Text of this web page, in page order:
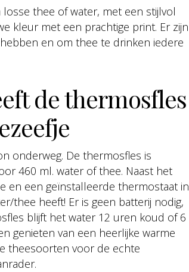
thee of water, met een stijlvol
kleur met een prachtige print. Er zijn
en om thee te drinken iedere
de thermosfles
onderweg. De thermosfles is
460 ml. water of thee. Naast het
en een geïnstalleerde thermostaat in
thee heeft! Er is geen batterij nodig,
blijft het water 12 uren koud of 6
genieten van een heerlijke warme
theesoorten voor de echte